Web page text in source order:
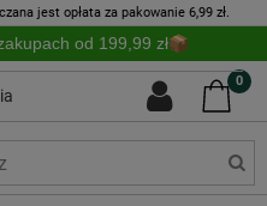
jest opłata za pakowanie 6,99 zł.
od 199,99 zł
0